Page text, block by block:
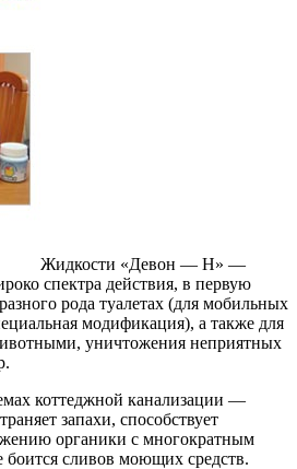
Жидкости «Девон — Н» —
спектра действия, в первую
рода туалетах (для мобильных
модификация), а также для
уничтожения неприятных
коттеджной канализации —
запахи, способствует
органики с многократным
сливов моющих средств.